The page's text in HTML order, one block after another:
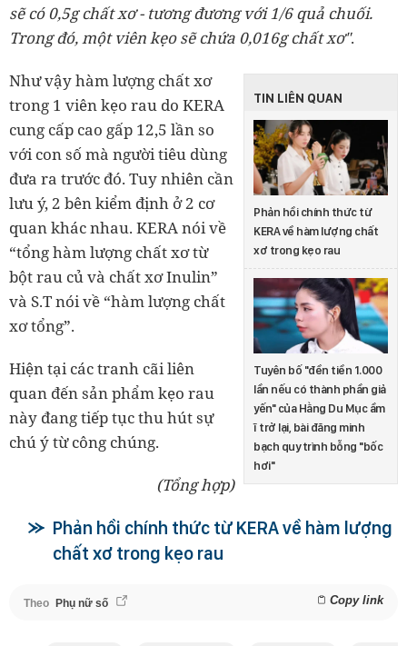
sẽ có 0,5g chất xơ - tương đương với 1/6 quả chuối.
Trong đó, một viên kẹo sẽ chứa 0,016g chất xơ".
TIN LIÊN QUAN
Phản hồi chính thức từ
KERA về hàm lượng chất
xơ trong kẹo rau
Tuyên bố "đền tiền 1.000
lần nếu có thành phần giả
yến" của Hằng Du Mục ầm
ĩ trở lại, bài đăng minh
bạch quy trình bỗng "bốc
hơi"
Như vậy hàm lượng chất xơ
trong 1 viên kẹo rau do KERA
cung cấp cao gấp 12,5 lần so
với con số mà người tiêu dùng
đưa ra trước đó. Tuy nhiên cần
lưu ý, 2 bên kiểm định ở 2 cơ
quan khác nhau. KERA nói về
“tổng hàm lượng chất xơ từ
bột rau củ và chất xơ Inulin”
và S.T nói về “hàm lượng chất
xơ tổng”.
Hiện tại các tranh cãi liên
quan đến sản phẩm kẹo rau
này đang tiếp tục thu hút sự
chú ý từ công chúng.
(Tổng hợp)
Phản hồi chính thức từ KERA về hàm lượng
chất xơ trong kẹo rau
Theo Phụ nữ số Copy link